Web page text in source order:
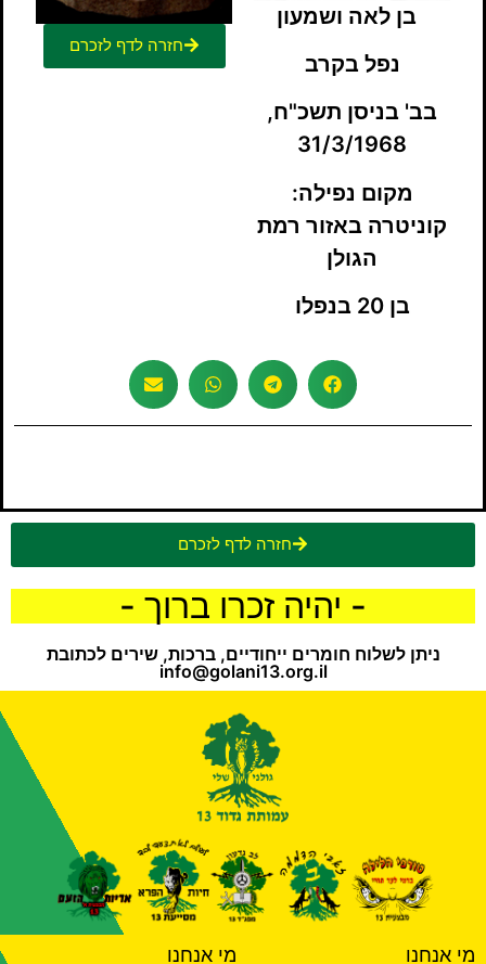
בן לאה ושמעון
נפל בקרב
בב' בניסן תשכ"ח,
31/3/1968
מקום נפילה:
קוניטרה באזור רמת
הגולן
בן 20 בנפלו
חזרה לדף לזכרם
חזרה לדף לזכרם
- יהיה זכרו ברוך -
ניתן לשלוח חומרים ייחודיים, ברכות, שירים לכתובת
info@golani13.org.il
מי אנחנו מי אנחנו